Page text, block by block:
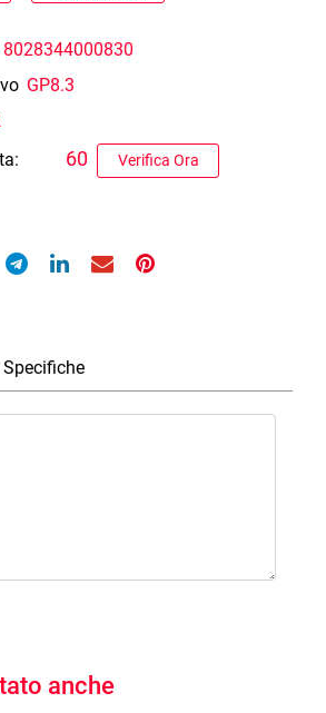
8028344000830
GP8.3
Verifica Ora
60
Specifiche
anche